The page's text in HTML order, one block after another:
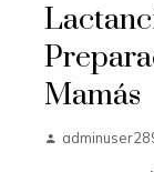
Mamás